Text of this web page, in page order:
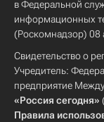
в Федеральной
информационных
(Роскомнадзор) 08
Свидетельство о
Учредитель:
предприятие
«Россия сегодня»
Правила